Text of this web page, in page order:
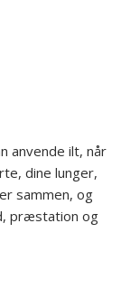
anvende ilt, når
dine lunger,
sammen, og
præstation og